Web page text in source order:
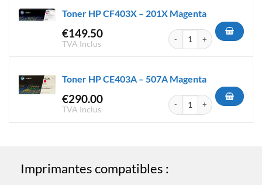
Toner HP CF403X – 201X Magenta
€149.50
TVA Inclus
quantité de Toner HP
Toner HP CE403A – 507A Magenta
€290.00
TVA Inclus
quantité de Toner HP
Imprimantes compatibles :